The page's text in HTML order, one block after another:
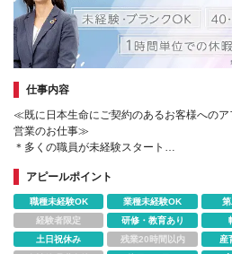
仕事内容
≪既に日本生命にご契約のあるお客様へのア
営業のお仕事≫
＊多くの職員が未経験スタート
アピールポイント
職種未経験OK 業種未経験OK
経験者限定
研修・教育あり
土日祝休み
残業20時間以内 産